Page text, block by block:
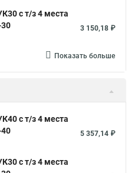
с т/з 4 места
3 150,18 ₽
Показать больше
с т/з 4 места
5 357,14 ₽
с т/з 4 места